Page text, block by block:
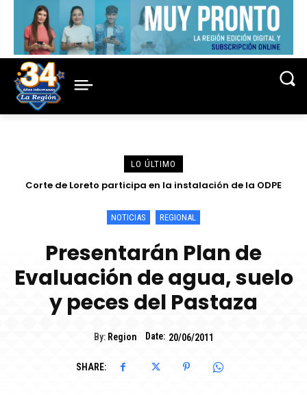
LO ÚLTIMO
Corte de Loreto participa en la instalación de la ODPE
Elecciones 2026
Presidente del directorio de Electro Oriente supervisa en
servicio eléctrico
NOTICIAS REGIONAL
Presentarán Plan de
Evaluación de agua, suelo
y peces del Pastaza
By: Region Date: 20/06/2011
SHARE: